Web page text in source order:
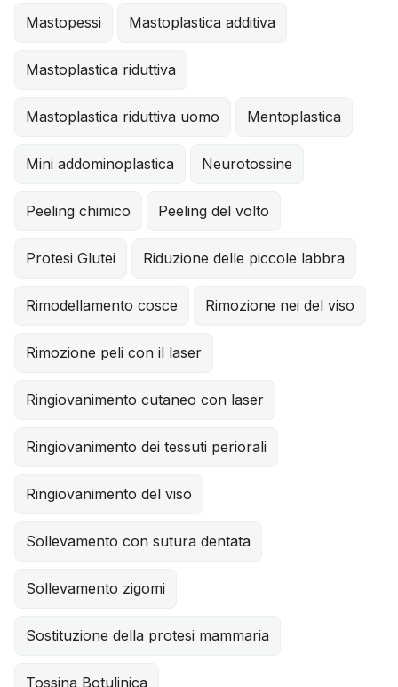
Mastopessi Mastoplastica additiva
Mastoplastica riduttiva
Mastoplastica riduttiva uomo Mentoplastica
Mini addominoplastica Neurotossine
Peeling chimico Peeling del volto
Protesi Glutei Riduzione delle piccole labbra
Rimodellamento cosce Rimozione nei del viso
Rimozione peli con il laser
Ringiovanimento cutaneo con laser
Ringiovanimento dei tessuti periorali
Ringiovanimento del viso
Sollevamento con sutura dentata
Sollevamento zigomi
Sostituzione della protesi mammaria
Tossina Botulinica